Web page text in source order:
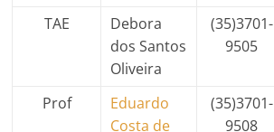
TAE
Debora
dos Santos
Oliveira
(35)3701-
9505
Prof
Eduardo
Costa de
(35)3701-
9508